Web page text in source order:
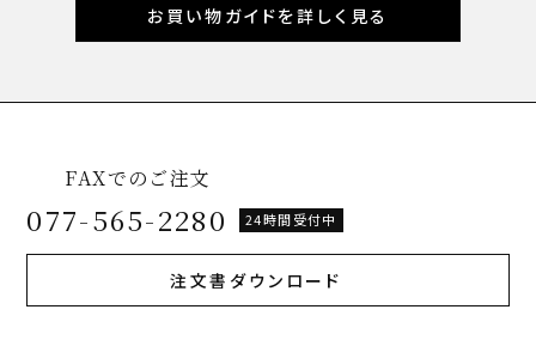
お買い物ガイドを詳しく見る
FAXでのご注文
077-565-2280 24時間受付中
注文書ダウンロード